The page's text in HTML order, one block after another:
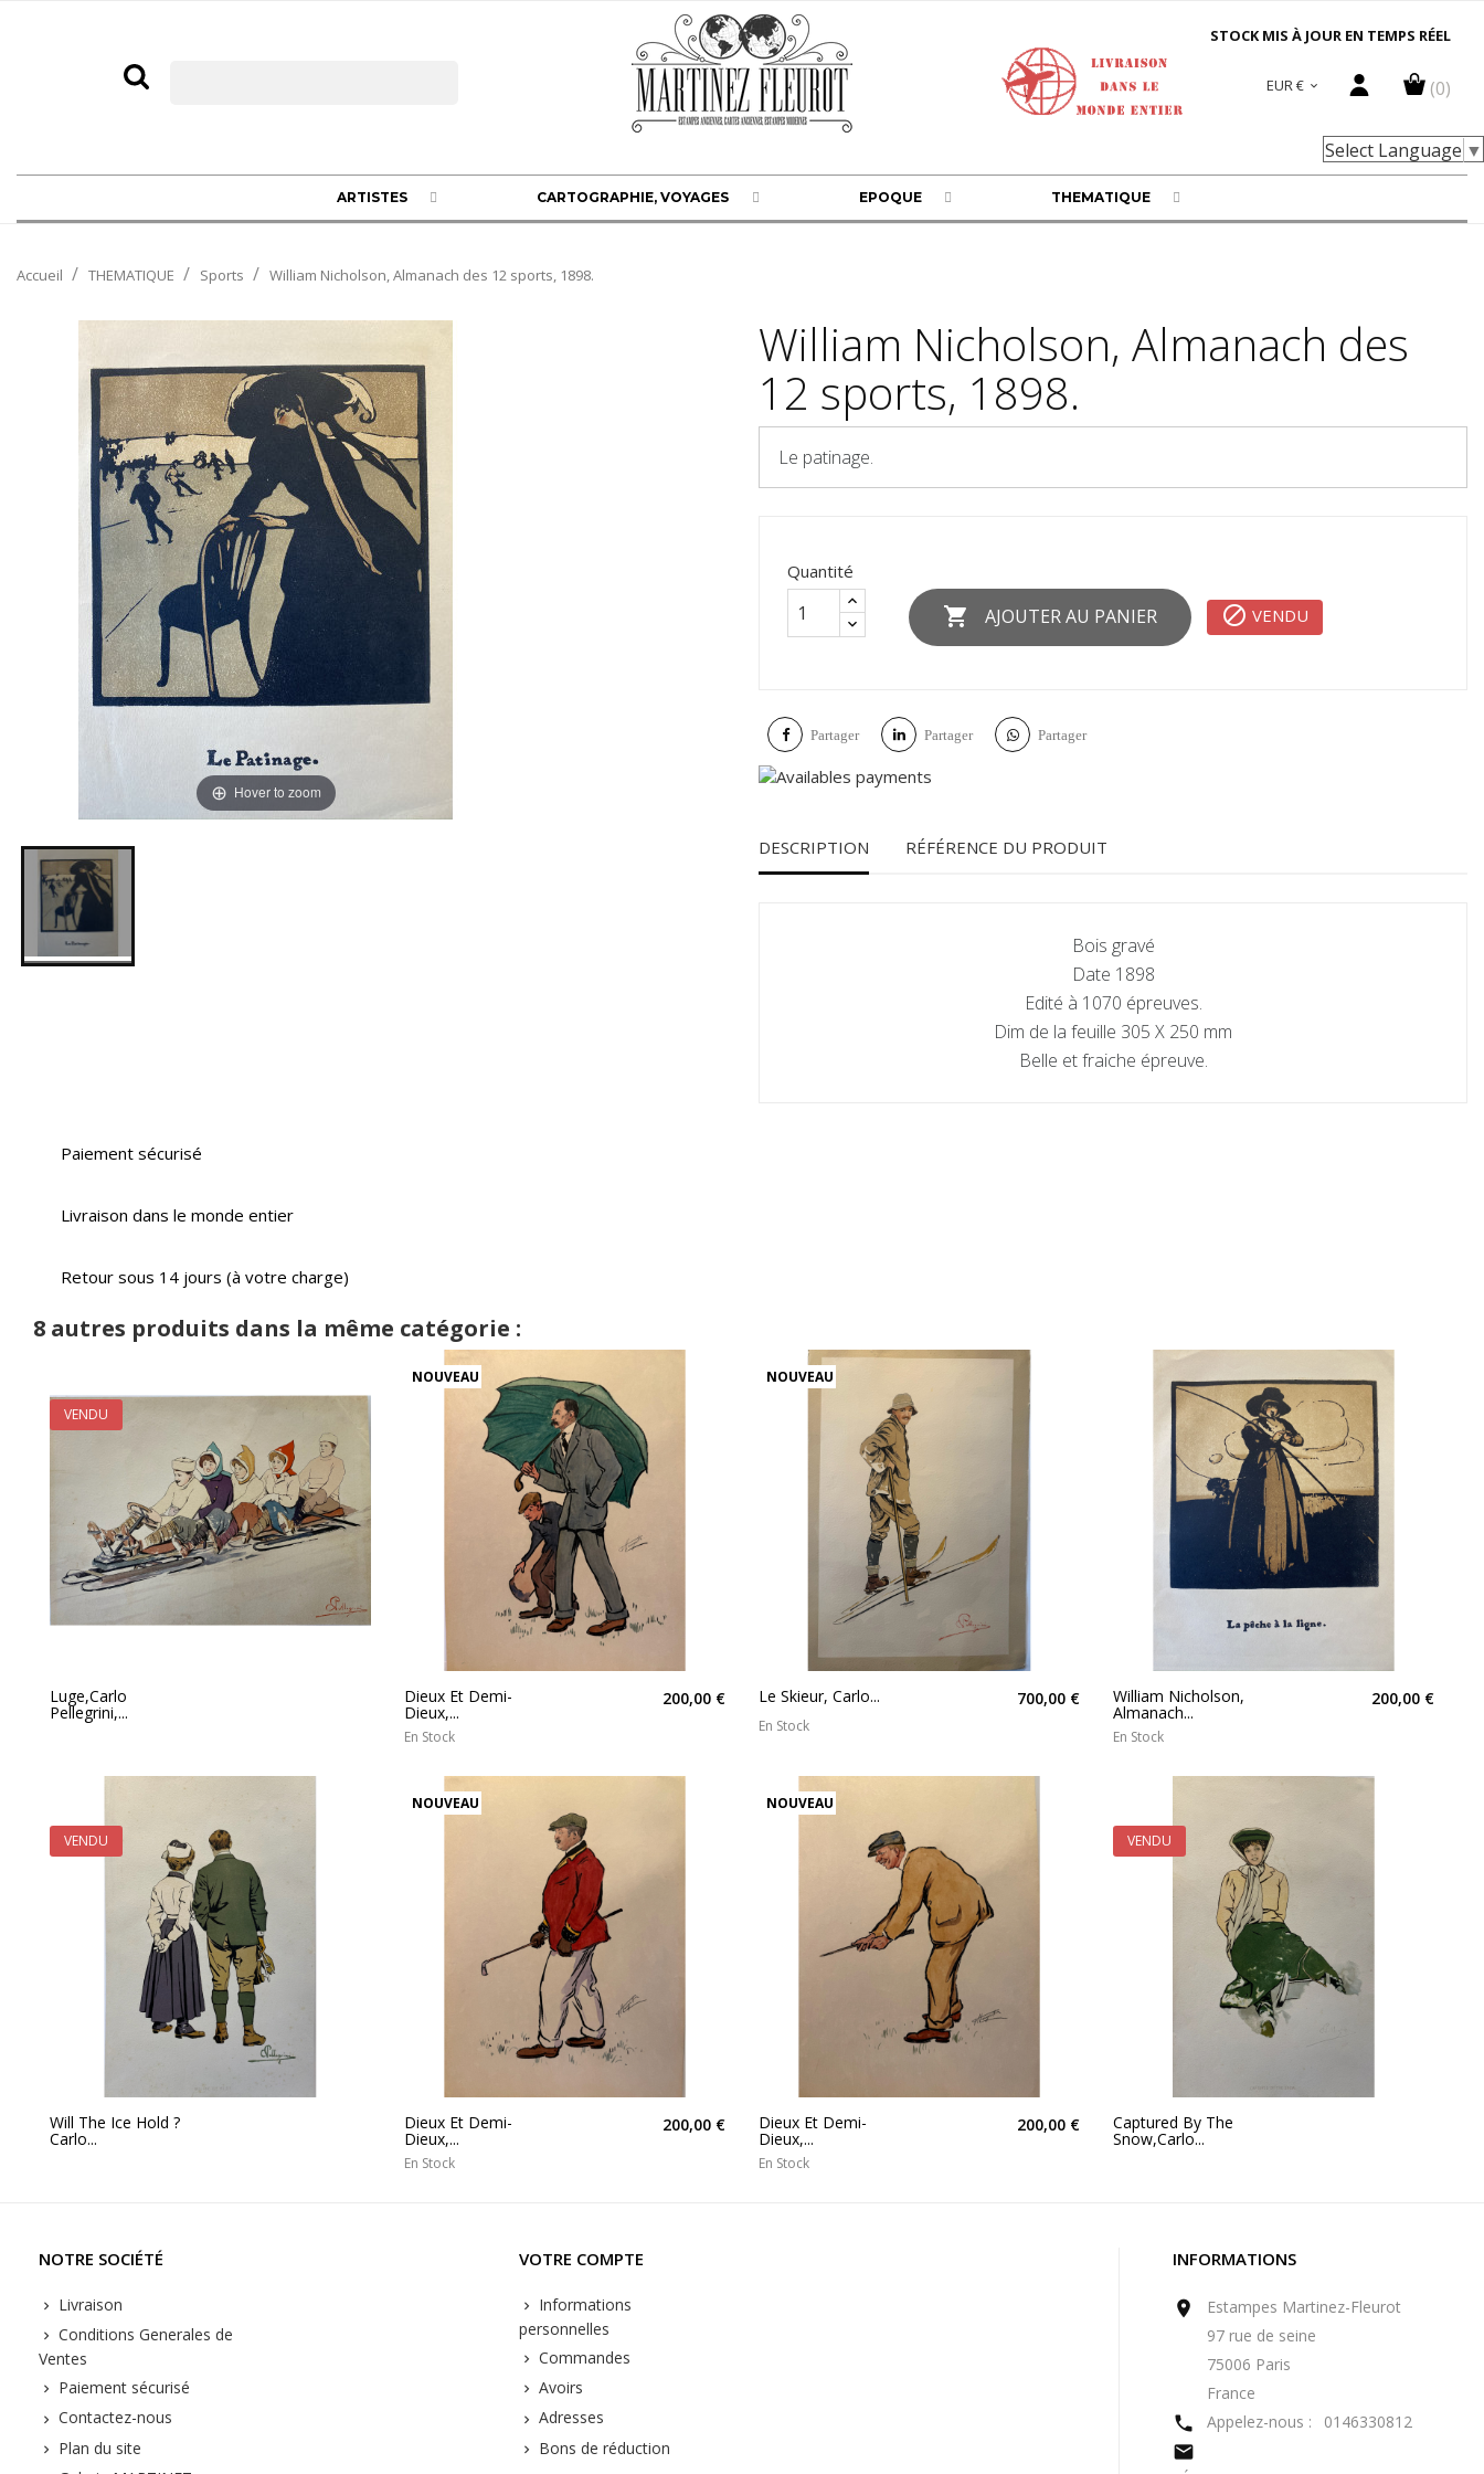
STOCK MIS À JOUR EN TEMPS RÉEL
(0)
EUR € 
Select Language ▼
ARTISTES CARTOGRAPHIE, VOYAGES EPOQUE THEMATIQUE
Accueil THEMATIQUE Sports William Nicholson, Almanach des 12 sports, 1898.
Hover to zoom
William Nicholson, Almanach des
12 sports, 1898.
Le patinage.
Quantité
 AJOUTER AU PANIER  VENDU
Partager Partager Partager
DESCRIPTION RÉFÉRENCE DU PRODUIT
Bois gravé
Date 1898
Edité à 1070 épreuves.
Dim de la feuille 305 X 250 mm
Belle et fraiche épreuve.
Paiement sécurisé
Livraison dans le monde entier
Retour sous 14 jours (à votre charge)
8 autres produits dans la même catégorie :
Luge,Carlo
Pellegrini,...
VENDU
NOUVEAU
Dieux Et Demi-
Dieux,...
200,00 €
En Stock
NOUVEAU
Le Skieur, Carlo... 700,00 €
En Stock
William Nicholson,
Almanach...
200,00 €
En Stock
Will The Ice Hold ?
Carlo...
VENDU
NOUVEAU
Dieux Et Demi-
Dieux,...
200,00 €
En Stock
NOUVEAU
Dieux Et Demi-
Dieux,...
200,00 €
En Stock
Captured By The
Snow,Carlo...
VENDU
NOTRE SOCIÉTÉ
Livraison
Conditions Generales de
Ventes
Paiement sécurisé
Contactez-nous
Plan du site
VOTRE COMPTE
Informations
personnelles
Commandes
Avoirs
Adresses
Bons de réduction
INFORMATIONS

Estampes Martinez-Fleurot
97 rue de seine
75006 Paris
France
 Appelez-nous : 0146330812
